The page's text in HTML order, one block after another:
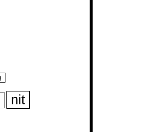
nit